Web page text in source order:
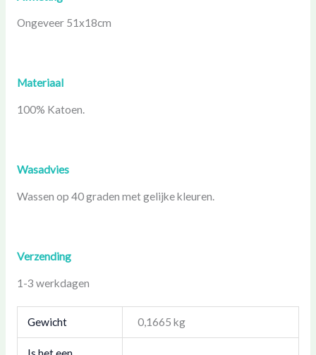
Ongeveer 51x18cm
Materiaal
100% Katoen.
Wasadvies
Wassen op 40 graden met gelijke kleuren.
Verzending
1-3 werkdagen
Gewicht 0,1665 kg